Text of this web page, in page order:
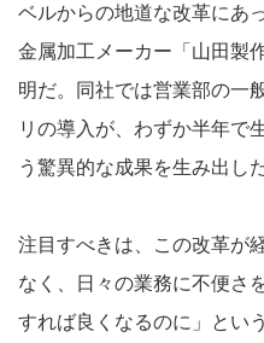
ベルからの地道な改革にあ
金属加工メーカー「山田製
明だ。同社では営業部の一
リの導入が、わずか半年で
う驚異的な成果を生み出した
注目すべきは、この改革が
なく、日々の業務に不便さ
すれば良くなるのに」とい